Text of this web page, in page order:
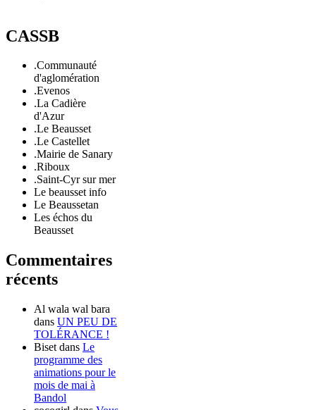
CASSB
.Communauté
d'aglomération
.Evenos
.La Cadière
d'Azur
.Le Beausset
.Le Castellet
.Mairie de Sanary
.Riboux
.Saint-Cyr sur mer
Le beausset info
Le Beaussetan
Les échos du
Beausset
Commentaires
récents
Al wala wal bara
dans UN PEU DE
TOLÉRANCE !
Biset dans Le
programme des
animations pour le
mois de mai à
Bandol